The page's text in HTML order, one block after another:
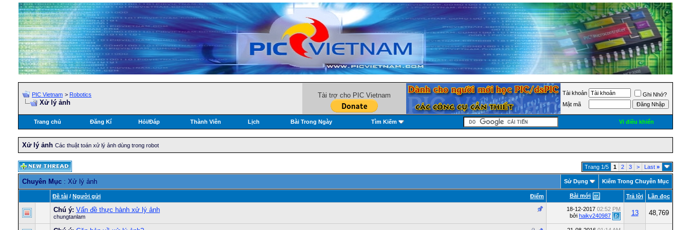
PIC Vietnam > Robotics
Xử lý ảnh
Tài trợ cho PIC Vietnam Tài khoản
Ghi Nhớ?
Mật mã
Trang chủ Đăng Kí Hỏi/Ðáp Thành Viên Lịch Bài Trong Ngày Tìm Kiếm Vi điều khiển
Xử lý ảnh Các thuật toán xử lý ảnh dùng trong robot
Trang 1/5 1 2 3 > Last »
Chuyên Mục : Xử lý ảnh Sử Dụng Kiếm Trong Chuyên Mục
Ðiểm
Ðề tài / Người gửi Bài mới Trả lời Lần đọc
Chú ý: Vấn đề thực hành xử lý ảnh
chungtanlam
18-12-2017 02:52 PM
bởi haikv240987 13 48,769